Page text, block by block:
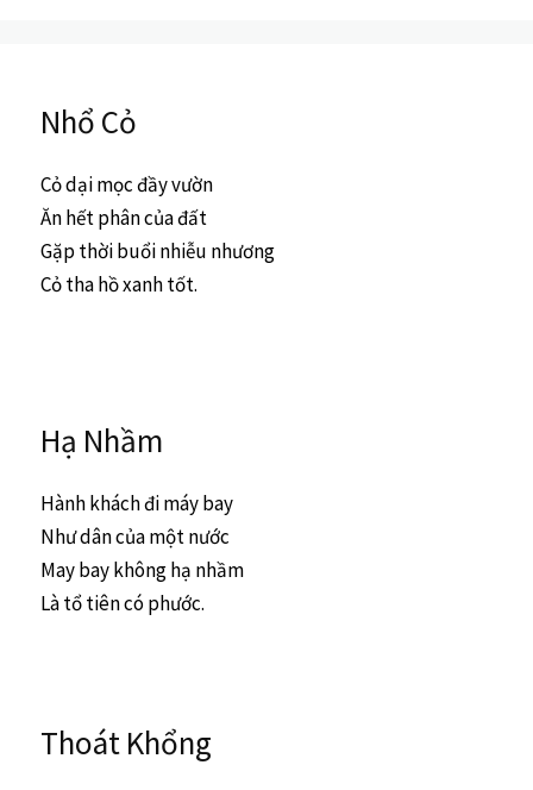
Nhổ Cỏ
Cỏ dại mọc đầy vườn
Ăn hết phân của đất
Gặp thời buổi nhiễu nhương
Cỏ tha hồ xanh tốt.
Hạ Nhầm
Hành khách đi máy bay
Như dân của một nước
May bay không hạ nhầm
Là tổ tiên có phước.
Thoát Khổng